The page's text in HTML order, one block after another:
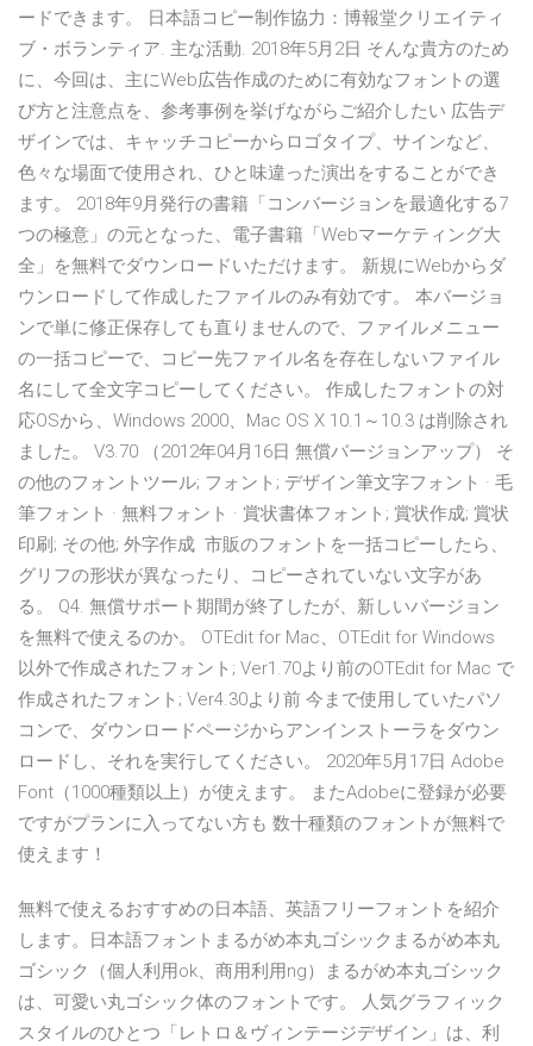
ードできます。 日本語コピー制作協力：博報堂クリエイティ
ブ・ボランティア. 主な活動. 2018年5月2日 そんな貴方のため
に、今回は、主にWeb広告作成のために有効なフォントの選
び方と注意点を、参考事例を挙げながらご紹介したい 広告デ
ザインでは、キャッチコピーからロゴタイプ、サインなど、
色々な場面で使用され、ひと味違った演出をすることができ
ます。 2018年9月発行の書籍「コンバージョンを最適化する7
つの極意」の元となった、電子書籍「Webマーケティング大
全」を無料でダウンロードいただけます。 新規にWebからダ
ウンロードして作成したファイルのみ有効です。 本バージョ
ンで単に修正保存しても直りませんので、ファイルメニュー
の一括コピーで、コピー先ファイル名を存在しないファイル
名にして全文字コピーしてください。 作成したフォントの対
応OSから、Windows 2000、Mac OS X 10.1～10.3 は削除され
ました。 V3.70 （2012年04月16日 無償バージョンアップ） そ
の他のフォントツール; フォント; デザイン筆文字フォント · 毛
筆フォント · 無料フォント · 賞状書体フォント; 賞状作成; 賞状
印刷; その他; 外字作成 市販のフォントを一括コピーしたら、
グリフの形状が異なったり、コピーされていない文字があ
る。 Q4. 無償サポート期間が終了したが、新しいバージョン
を無料で使えるのか。 OTEdit for Mac、OTEdit for Windows
以外で作成されたフォント; Ver1.70より前のOTEdit for Mac で
作成されたフォント; Ver4.30より前 今まで使用していたパソ
コンで、ダウンロードページからアンインストーラをダウン
ロードし、それを実行してください。 2020年5月17日 Adobe
Font（1000種類以上）が使えます。 またAdobeに登録が必要
ですがプランに入ってない方も 数十種類のフォントが無料で
使えます！
無料で使えるおすすめの日本語、英語フリーフォントを紹介
します。日本語フォントまるがめ本丸ゴシックまるがめ本丸
ゴシック（個人利用ok、商用利用ng）まるがめ本丸ゴシック
は、可愛い丸ゴシック体のフォントです。 人気グラフィック
スタイルのひとつ「レトロ＆ヴィンテージデザイン」は、利